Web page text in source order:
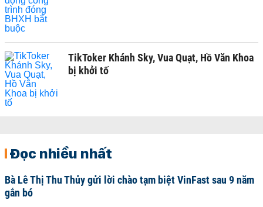
TikToker Khánh Sky, Vua Quạt, Hồ Văn Khoa
bị khởi tố
Đọc nhiều nhất
Bà Lê Thị Thu Thủy gửi lời chào tạm biệt VinFast sau 9 năm
gắn bó